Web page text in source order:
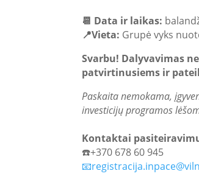
📆 Data ir laikas:
📍Vieta: Grupė vyks
Svarbu! Dalyvavimas
patvirtinusiems ir
Paskaita nemokama,
investicijų programos
Kontaktai
☎️+370 678 60 945